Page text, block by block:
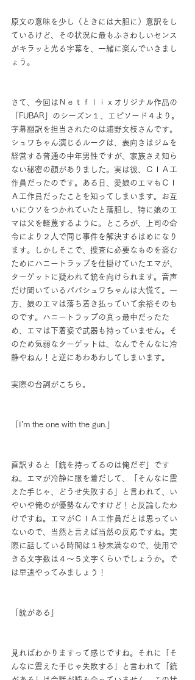
原文の意味を少し（ときには大胆に）意訳をし
ているけど、その状況に最もふさわしいセンス
がキラッと光る字幕を、一緒に楽んでいきまし
ょう。
さて、今回はＮｅｔｆｌｉｘオリジナル作品の
「FUBAR」のシーズン１、エピソード４より。
字幕翻訳を担当されたのは浦野文枝さんです。
シュワちゃん演じるルークは、表向きはジムを
経営する普通の中年男性ですが、家族さえ知ら
ない秘密の顔がありました。実は彼、ＣＩＡ工
作員だったのです。ある日、愛娘のエマもＣＩ
Ａ工作員だったことを知ってしまいます。お互
いにウソをつかれていたと落胆し、特に娘のエ
マは父を軽蔑するように。ところが、上司の命
令により２人で同じ事件を解決するはめになり
ます。しかしそこで、捜査に必要なものを盗む
ためにハニートラップを仕掛けていたエマが、
ターゲットに疑われて銃を向けられます。音声
だけ聞いているパパシュワちゃんは大慌て。一
方、娘のエマは落ち着き払っていて余裕そのも
のです。ハニートラップの真っ最中だったた
め、エマは下着姿で武器も持っていません。そ
のため気弱なターゲットは、なんでそんなに冷
静やねん！と逆にあわあわしてしまいます。
実際の台詞がこちら。
「I’m the one with the gun.」
直訳すると「銃を持ってるのは俺だぞ」です
ね。エマが冷静に服を着だして、「そんなに震
えた手じゃ、どうせ失敗する」と言われて、い
やいや俺のが優勢なんですけど！と反論したわ
けですね。エマがＣＩＡ工作員だとは思ってい
ないので、当然と言えば当然の反応ですね。実
際に話している時間は１秒未満なので、使用で
きる文字数は４～５文字くらいでしょうか。で
は早速やってみましょう！
「銃がある」
見ればわかりますって感じですね。それに「そ
んなに震えた手じゃ失敗する」と言われて「銃